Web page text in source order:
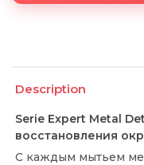
Description
Serie Expert Metal
восстановления
С каждым мытьем